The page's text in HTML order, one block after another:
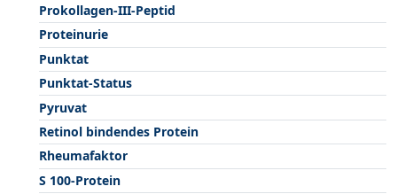
Prokollagen-III-Peptid
Proteinurie
Punktat
Punktat-Status
Pyruvat
Retinol bindendes Protein
Rheumafaktor
S 100-Protein